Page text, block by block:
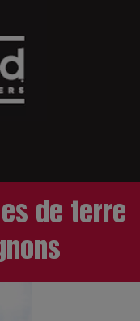
de terre